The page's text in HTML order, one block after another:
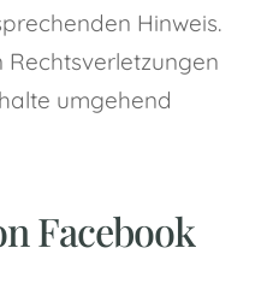
Hinweis.
umgehend
Facebook